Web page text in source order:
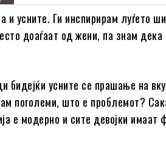
усните. Ги инспирирам луѓето
доаѓаат од жени, па знам
бидејќи усните се прашање на
поголеми, што е проблемот?
е модерно и сите девојки